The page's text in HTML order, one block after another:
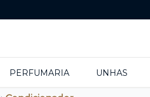
PERFUMARIA UNHAS